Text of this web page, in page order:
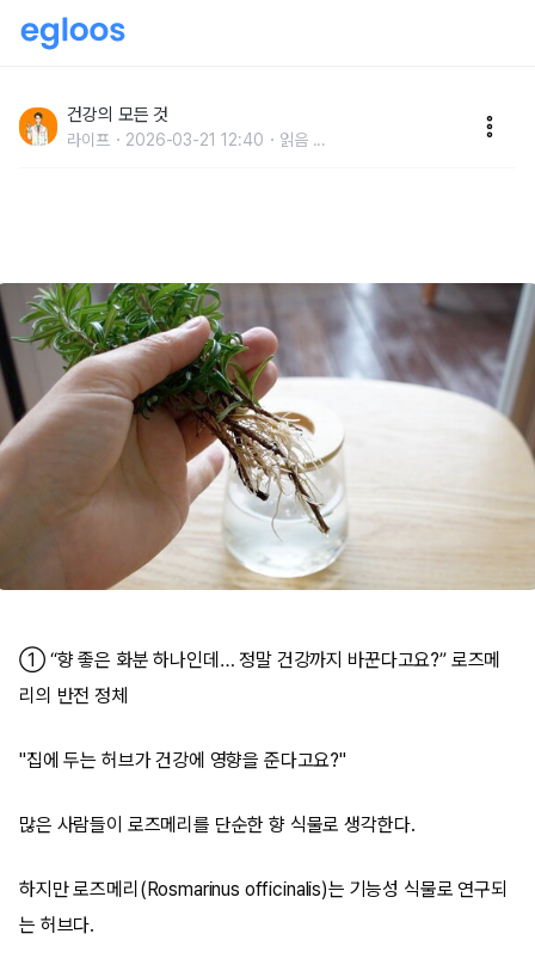
의 식물 1등
건강의 모든 것
라이프 2026-03-21 12:40 읽음 ...
① “향 좋은 화분 하나인데… 정말 건강까지 바꾼다고요?” 로즈메
리의 반전 정체
"집에 두는 허브가 건강에 영향을 준다고요?"
많은 사람들이 로즈메리를 단순한 향 식물로 생각한다.
하지만 로즈메리(Rosmarinus officinalis)는 기능성 식물로 연구되
는 허브다.